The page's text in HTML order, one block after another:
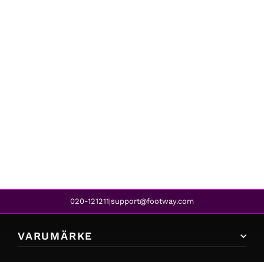
020-121211|support@footway.com
VARUMÄRKE